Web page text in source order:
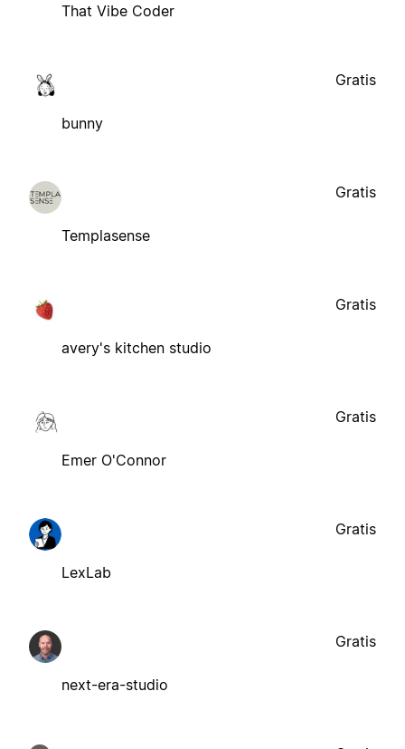
That Vibe Coder
bunny
Gratis
Templasense
Gratis
avery's kitchen studio
Gratis
Emer O'Connor
Gratis
LexLab
Gratis
next-era-studio
Gratis